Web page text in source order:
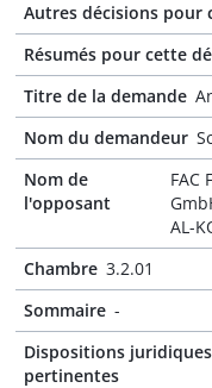
Autres décisions pour
Résumés pour cette
Titre de la demande
Nom du demandeur
Nom de
l'opposant
FAC
AL-
Chambre 3.2.01
Sommaire -
Dispositions juridiques
pertinentes